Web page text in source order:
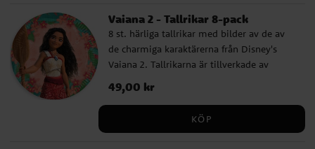
mörkgrön plastduk (137 x 274 cm) som ger
en fin kontrast till dukningen. Med ett
färdigt kalaspaket går det snabbt och
enkelt att ordna en oförglömlig födelsedag
fylld med glada barn och somrig atmosfär.
Komplettera gärna med kalaspåsar,
partyboxar, godis, småleksaker och andra
Vaiana 2 - Tallrikar 8-pack
8 st. härliga tallrikar med bilder av de av
de charmiga karaktärerna från Disney's
Vaiana 2. Tallrikarna är tillverkade av
miljövänligt FSC-märkt papper och är ca
23 cm i diameter.
Pris :49,00 kr
49,00 kr
KÖP